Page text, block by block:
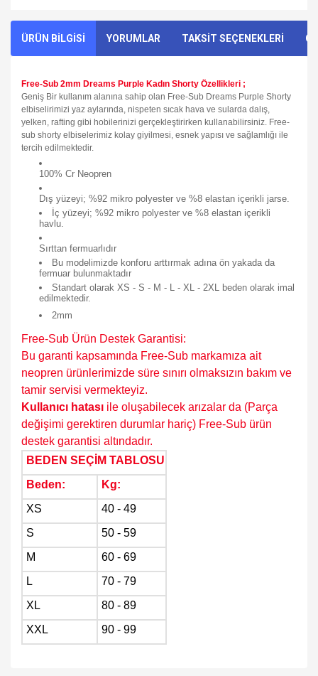
ÜRÜN BİLGİSİ YORUMLAR TAKSİT SEÇENEKLERİ
Free-Sub 2mm Dreams Purple Kadın Shorty Özellikleri ;
Geniş Bir kullanım alanına sahip olan Free-Sub Dreams Purple Shorty
elbiselirimizi yaz aylarında, nispeten sıcak hava ve sularda dalış,
yelken, rafting gibi hobilerinizi gerçekleştirirken kullanabilirsiniz. Free-
sub shorty elbiselerimiz kolay giyilmesi, esnek yapısı ve sağlamlığı ile
tercih edilmektedir.
100% Cr Neopren
Dış yüzeyi; %92 mikro polyester ve %8 elastan içerikli jarse.
İç yüzeyi; %92 mikro polyester ve %8 elastan içerikli
havlu.
Sırttan fermuarlıdır
Bu modelimizde konforu arttırmak adına ön yakada da
fermuar bulunmaktadır
Standart olarak XS - S - M - L - XL - 2XL beden olarak imal
edilmektedir.
2mm
Free-Sub Ürün Destek Garantisi:
Bu garanti kapsamında Free-Sub markamıza ait
neopren ürünlerimizde süre sınırı olmaksızın bakım ve
tamir servisi vermekteyiz.
Kullanıcı hatası ile oluşabilecek arızalar da (Parça
değişimi gerektiren durumlar hariç) Free-Sub ürün
destek garantisi altındadır.
BEDEN SEÇİM TABLOSU
Beden:
Kg:
XS
40 - 49
S
50 - 59
M
60 - 69
L
70 - 79
XL
80 - 89
XXL
90 - 99